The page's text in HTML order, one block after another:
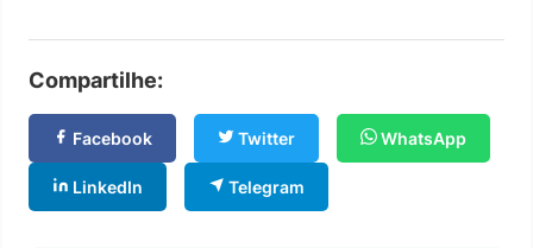
Compartilhe:
Facebook Twitter WhatsApp
LinkedIn Telegram